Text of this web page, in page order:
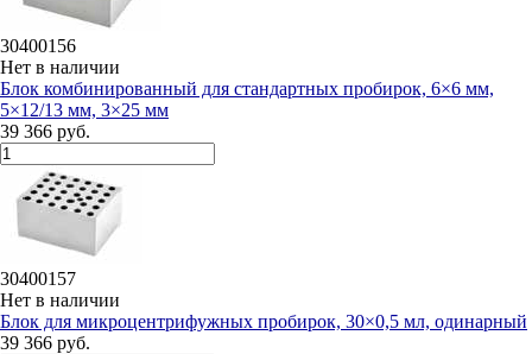
30400156
Нет в наличии
Блок комбинированный для стандартных пробирок, 6×6 мм,
5×12/13 мм, 3×25 мм
39 366 руб.
30400157
Нет в наличии
Блок для микроцентрифужных пробирок, 30×0,5 мл, одинарный
39 366 руб.